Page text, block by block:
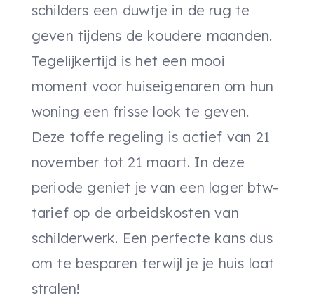
schilders een duwtje in de rug te
geven tijdens de koudere maanden.
Tegelijkertijd is het een mooi
moment voor huiseigenaren om hun
woning een frisse look te geven.
Deze toffe regeling is actief van 21
november tot 21 maart. In deze
periode geniet je van een lager btw-
tarief op de arbeidskosten van
schilderwerk. Een perfecte kans dus
om te besparen terwijl je je huis laat
stralen!